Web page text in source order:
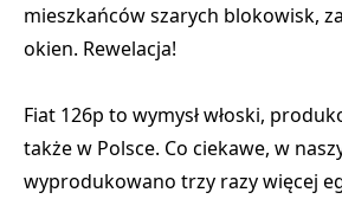
mieszkańców szarych blokowisk,
okien. Rewelacja!
Fiat 126p to wymysł włoski,
także w Polsce. Co ciekawe, w
wyprodukowano trzy razy więcej